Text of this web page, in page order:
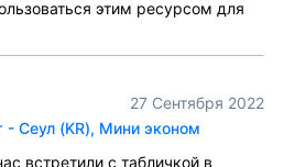
этим ресурсом для
27 Сентября 2022
- Сеул (KR), Мини эконом
встретили с табличкой в